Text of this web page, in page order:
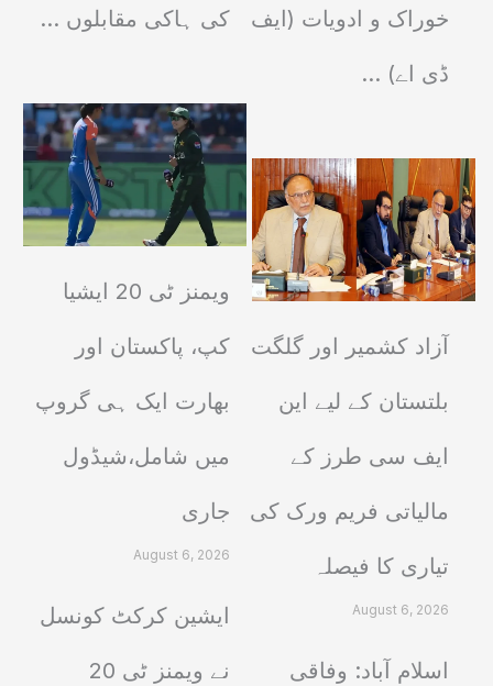
خوراک و ادویات (ایف
ڈی اے) ...
آزاد کشمیر اور گلگت
بلتستان کے لیے این
ایف سی طرز کے
مالیاتی فریم ورک کی
تیاری کا فیصلہ
August 6, 2026
اسلام آباد: وفاقی
کی ہاکی مقابلوں ...
ویمنز ٹی 20 ایشیا
کپ، پاکستان اور
بھارت ایک ہی گروپ
میں شامل،شیڈول
جاری
August 6, 2026
ایشین کرکٹ کونسل
نے ویمنز ٹی 20